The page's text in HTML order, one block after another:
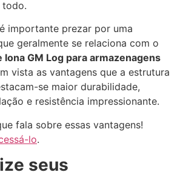
todo.
importante prezar por uma
geralmente se relaciona com o
lona GM Log para armazenagens
vista as vantagens que a estrutura
se maior durabilidade,
e resistência impressionante.
fala sobre essas vantagens!
lo.
seus